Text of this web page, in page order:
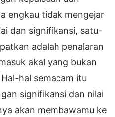
engkau tidak mengejar
dan signifikansi, satu-
adalah penalaran
akal yang bukan
hal semacam itu
signifikansi dan nilai
akan membawamu ke